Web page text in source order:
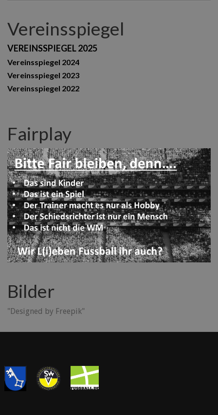
Vereinsspiegel
VEREINSSPIEGEL 2025
Vereinsspiegel 2024
Vereinsspiegel 2023
Vereinsspiegel 2022
Fairplay
Bilder
"Designed by Freepik"